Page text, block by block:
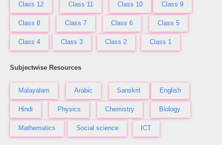
Class 12 Class 11 Class 10 Class 9
Class 8 Class 7 Class 6 Class 5
Class 4 Class 3 Class 2 Class 1
Subjectwise Resources
Malayalam Arabic Sanskrit English
Hindi Physics Chemistry Biology.
Mathematics Social science ICT